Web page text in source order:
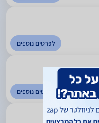
לפרטים נוספים
לפרטים נוספים